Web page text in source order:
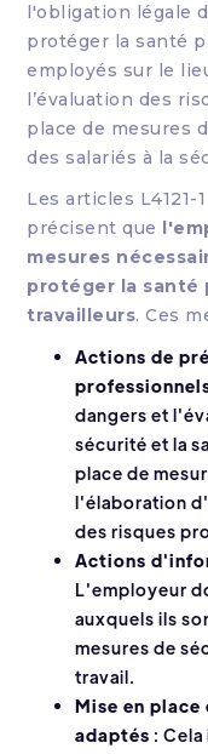
l'obligation légale
protéger la santé
employés sur le
l’évaluation des
place de mesures
des salariés à la
Les articles L4121-
précisent que
mesures
protéger la santé
travailleurs. Ces
Actions de
dangers et
sécurité et la
place de
l'élaboration
des risques
Actions
L'employeur
auxquels ils
mesures de
travail.
Mise en
adaptés :